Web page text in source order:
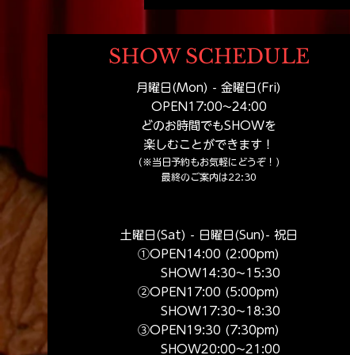
を開けた瞬間から始まる。札
パーク
SHOW SCHEDULE
月曜日(Mon) - 金曜日(Fri)
OPEN17:00~24:00
どのお時間でもSHOWを
楽しむことができます！
（※当日予約もお気軽にどうぞ！）
​最終のご案内は22:30
土曜日(Sat) - 日曜日(Sun)- 祝日
①OPEN14:00 (2:00pm​)
SHOW14:30~15:30
②OPEN17:00 (5:00pm​)
SHOW17:30~18:30
③OPEN19:30 (7:30pm​)
SHOW20:00~21:00